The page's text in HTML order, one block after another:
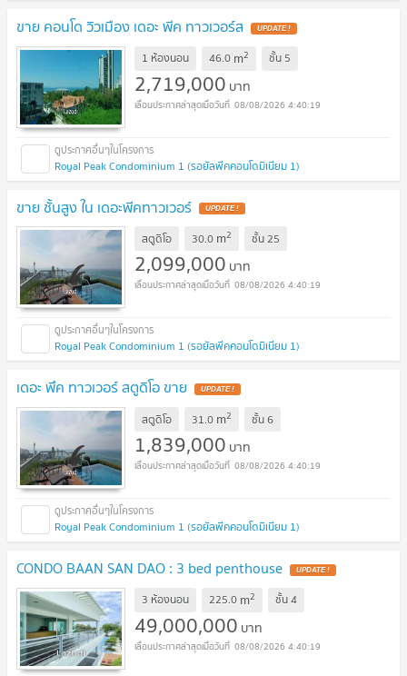
ขาย คอนโด วิวเมือง เดอะ พีค ทาวเวอร์ส UPDATE !
1 ห้องนอน 46.0 m2 ชั้น 5
2,719,000 บาท
08/08/2026 4:40:19
Royal Peak Condominium 1 (รอยัลพีคคอนโดมิเนียม 1)
ขาย ชั้นสูง ใน เดอะพีคทาวเวอร์ UPDATE !
สตูดิโอ 30.0 m2 ชั้น25
2,099,000 บาท
08/08/2026 4:40:19
Royal Peak Condominium 1 (รอยัลพีคคอนโดมิเนียม 1)
เดอะ พึค ทาวเวอร์ สตูดิโอ ขาย UPDATE !
สตูดิโอ 31.0 m2 ชั้น6
1,839,000 บาท
08/08/2026 4:40:19
Royal Peak Condominium 1 (รอยัลพีคคอนโดมิเนียม 1)
CONDO BAAN SAN DAO : 3 bed penthouse UPDATE !
3 ห้องนอน 225.0 m2 ชั้น4
49,000,000 บาท
08/08/2026 4:40:19